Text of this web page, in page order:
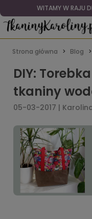
WITAMY W RAJU
Strona główna Blog
DIY:
tkaniny
05-03-2017 |